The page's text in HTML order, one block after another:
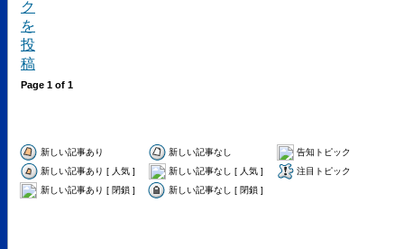
Page 1 of 1
新しい記事あり 新しい記事なし
告知トピック
新しい記事あり [ 人気 ]
新しい記事なし [ 人気 ]
注目トピック
新しい記事あり [ 閉鎖 ]
新しい記事なし [ 閉鎖 ]